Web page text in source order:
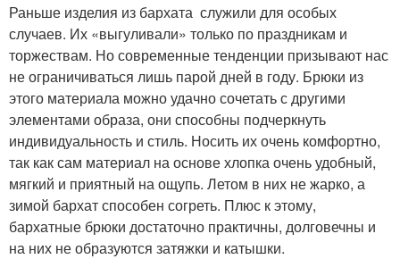
Раньше изделия из бархата служили для особых
случаев. Их «выгуливали» только по праздникам и
торжествам. Но современные тенденции призывают нас
не ограничиваться лишь парой дней в году. Брюки из
этого материала можно удачно сочетать с другими
элементами образа, они способны подчеркнуть
индивидуальность и стиль. Носить их очень комфортно,
так как сам материал на основе хлопка очень удобный,
мягкий и приятный на ощупь. Летом в них не жарко, а
зимой бархат способен согреть. Плюс к этому,
бархатные брюки достаточно практичны, долговечны и
на них не образуются затяжки и катышки.